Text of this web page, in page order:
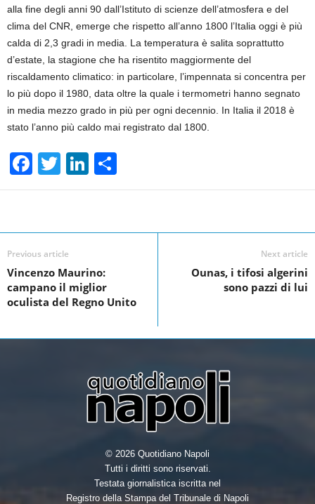
alla fine degli anni 90 dall’Istituto di scienze dell’atmosfera e del
clima del CNR, emerge che rispetto all’anno 1800 l’Italia oggi è più
calda di 2,3 gradi in media. La temperatura è salita soprattutto
d’estate, la stagione che ha risentito maggiormente del
riscaldamento climatico: in particolare, l’impennata si concentra per
lo più dopo il 1980, data oltre la quale i termometri hanno segnato
in media mezzo grado in più per ogni decennio. In Italia il 2018 è
stato l’anno più caldo mai registrato dal 1800.
F
a
e
b
o
o
T
wi
er
Li
n
e
n
h
e
Previous article
Vincenzo Maurino:
campano il miglior
oculista del Regno Unito
Next article
Ounas, i tifosi algerini
sono pazzi di lui
© 2026 Quotidiano Napoli
Tutti i diritti sono riservati.
Testata giornalistica iscritta nel
Registro della Stampa del Tribunale di Napoli